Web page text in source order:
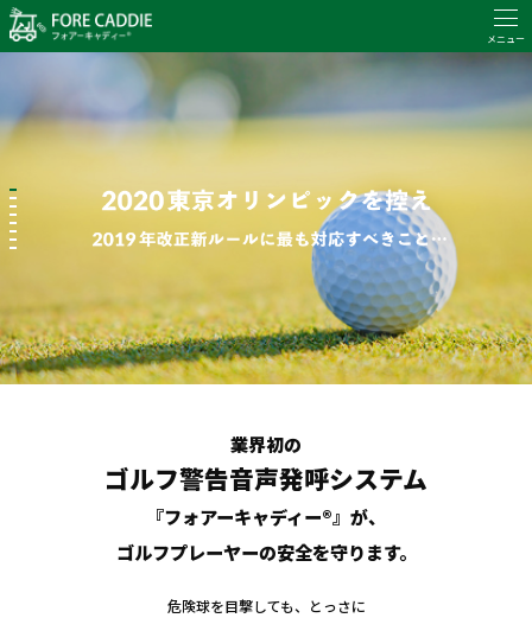
業界初の
ゴルフ警告音声発呼システム
『フォアーキャディー®』が、
ゴルフプレーヤーの安全を守ります。
危険球を目撃しても、とっさに